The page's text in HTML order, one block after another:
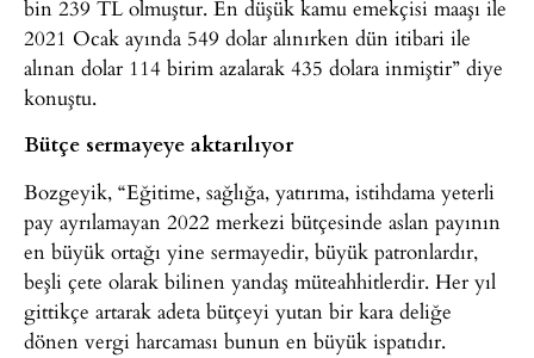
bin 239 TL olmuştur. En düşük kamu emekçisi maaşı ile
2021 Ocak ayında 549 dolar alınırken dün itibari ile
alınan dolar 114 birim azalarak 435 dolara inmiştir” diye
konuştu.
Bütçe sermayeye aktarılıyor
Bozgeyik, “Eğitime, sağlığa, yatırıma, istihdama yeterli
pay ayrılamayan 2022 merkezi bütçesinde aslan payının
en büyük ortağı yine sermayedir, büyük patronlardır,
beşli çete olarak bilinen yandaş müteahhitlerdir. Her yıl
gittikçe artarak adeta bütçeyi yutan bir kara deliğe
dönen vergi harcaması bunun en büyük ispatıdır.